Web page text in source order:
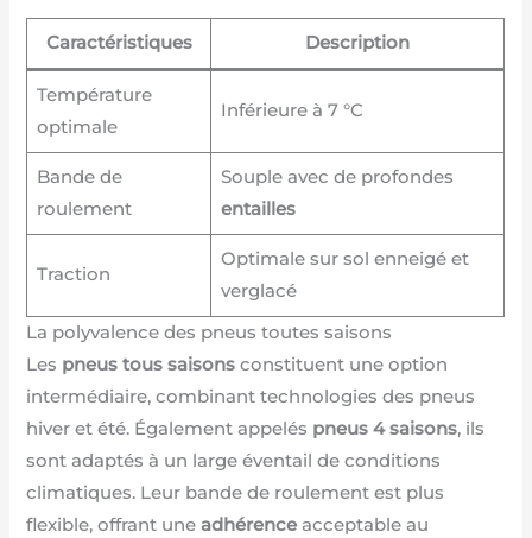
Caractéristiques Description
Température
optimale
Inférieure à 7 °C
Bande de
roulement
Souple avec de profondes
entailles
Traction
Optimale sur sol enneigé et
verglacé
La polyvalence des pneus toutes saisons
Les pneus tous saisons constituent une option
intermédiaire, combinant technologies des pneus
hiver et été. Également appelés pneus 4 saisons, ils
sont adaptés à un large éventail de conditions
climatiques. Leur bande de roulement est plus
flexible, offrant uneadhérence acceptable au